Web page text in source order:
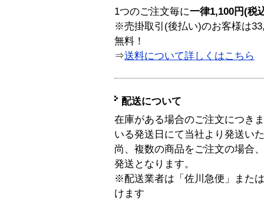
1つのご注文毎に一律1,100円(税
※売掛取引(後払い)のお客様は
無料！
⇒送料について詳しくはこちら
配送について
在庫がある場合のご注文につき
いる発送日にて当社より発送い
尚、複数の商品をご注文の場合
発送となります。
※配送業者は「佐川急便」また
けます